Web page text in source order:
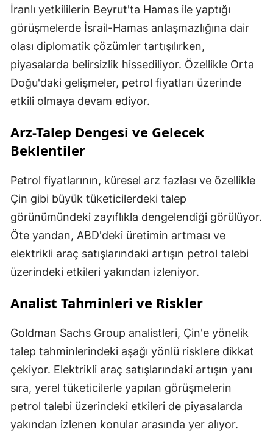
İranlı yetkililerin Beyrut'ta Hamas ile yaptığı
görüşmelerde İsrail-Hamas anlaşmazlığına dair
olası diplomatik çözümler tartışılırken,
piyasalarda belirsizlik hissediliyor. Özellikle Orta
Doğu'daki gelişmeler, petrol fiyatları üzerinde
etkili olmaya devam ediyor.
Arz-Talep Dengesi ve Gelecek
Beklentiler
Petrol fiyatlarının, küresel arz fazlası ve özellikle
Çin gibi büyük tüketicilerdeki talep
görünümündeki zayıflıkla dengelendiği görülüyor.
Öte yandan, ABD'deki üretimin artması ve
elektrikli araç satışlarındaki artışın petrol talebi
üzerindeki etkileri yakından izleniyor.
Analist Tahminleri ve Riskler
Goldman Sachs Group analistleri, Çin'e yönelik
talep tahminlerindeki aşağı yönlü risklere dikkat
çekiyor. Elektrikli araç satışlarındaki artışın yanı
sıra, yerel tüketicilerle yapılan görüşmelerin
petrol talebi üzerindeki etkileri de piyasalarda
yakından izlenen konular arasında yer alıyor.